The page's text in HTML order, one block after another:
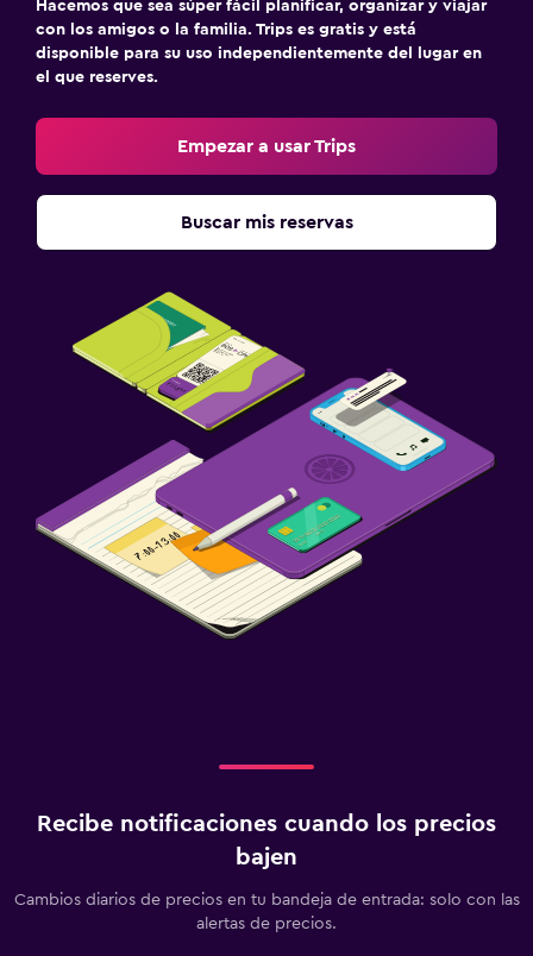
Hacemos que sea súper fácil planificar, organizar y viajar
con los amigos o la familia. Trips es gratis y está
disponible para su uso independientemente del lugar en
el que reserves.
Empezar a usar Trips
Buscar mis reservas
Recibe notificaciones cuando los precios
bajen
Cambios diarios de precios en tu bandeja de entrada: solo con las
alertas de precios.